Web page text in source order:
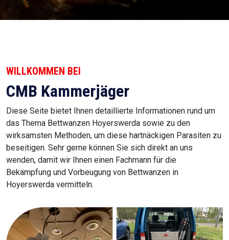
WILLKOMMEN BEI
CMB Kammerjäger
Diese Seite bietet Ihnen detaillierte Informationen rund um
das Thema Bettwanzen Hoyerswerda sowie zu den
wirksamsten Methoden, um diese hartnäckigen Parasiten zu
beseitigen. Sehr gerne können Sie sich direkt an uns
wenden, damit wir Ihnen einen Fachmann für die
Bekämpfung und Vorbeugung von Bettwanzen in
Hoyerswerda vermitteln.